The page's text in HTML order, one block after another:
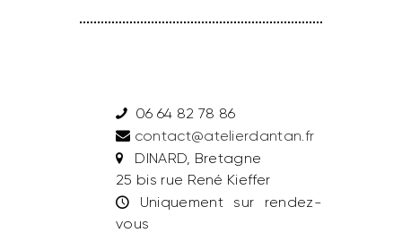
06 64 82 78 86
contact@atelierdantan.fr
DINARD, Bretagne
25 bis rue René Kieffer
Uniquement sur rendez-
vous